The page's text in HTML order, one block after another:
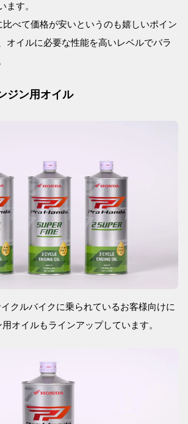
ます。
比べて価格が安いというのも嬉しいポイン
オイルに必要な性能を高いレベルでバラ
ジン用オイル
クルバイクに乗られているお客様向けに
オイルもラインアップしています。